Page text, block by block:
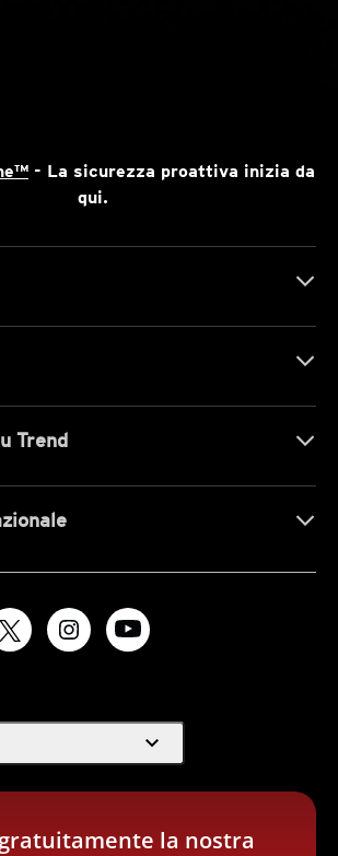
- La sicurezza proattiva inizia da
qui.
Trend
expand_more
la nostra